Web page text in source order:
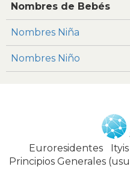
Nombres de Bebés
Nombres Niña
Nombres Niño
Euroresidentes|
Principios Generales